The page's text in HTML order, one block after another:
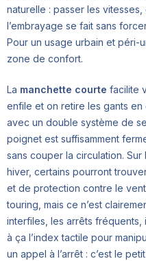
naturelle : passer les
l’embrayage se fait sans
Pour un usage urbain et péri-
zone de confort.
La manchette courte facilite
enfile et on retire les gants
avec un double système de
poignet est suffisamment
sans couper la circulation.
hiver, certains pourront
et de protection contre le
touring, mais ce n’est
interfiles, les arrêts fréquents,
à ça l’index tactile pour
un appel à l’arrêt : c’est le